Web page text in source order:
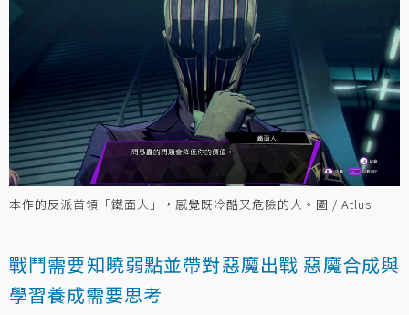
本作的反派首領「鐵面人」，感覺既冷酷又危險的人。圖 / Atlus
戰鬥需要知曉弱點並帶對惡魔出戰 惡魔合成與
學習養成需要思考